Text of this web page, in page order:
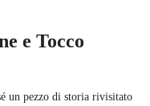
e Tocco
un pezzo di storia rivisitato